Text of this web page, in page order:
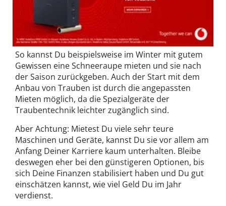
So kannst Du beispielsweise im Winter mit gutem
Gewissen eine Schneeraupe mieten und sie nach
der Saison zurückgeben. Auch der Start mit dem
Anbau von Trauben ist durch die angepassten
Mieten möglich, da die Spezialgeräte der
Traubentechnik leichter zugänglich sind.
Aber Achtung: Mietest Du viele sehr teure
Maschinen und Geräte, kannst Du sie vor allem am
Anfang Deiner Karriere kaum unterhalten. Bleibe
deswegen eher bei den günstigeren Optionen, bis
sich Deine Finanzen stabilisiert haben und Du gut
einschätzen kannst, wie viel Geld Du im Jahr
verdienst.